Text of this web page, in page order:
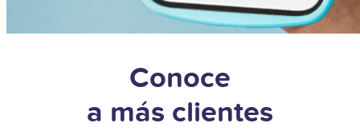
Conoce
a más clientes